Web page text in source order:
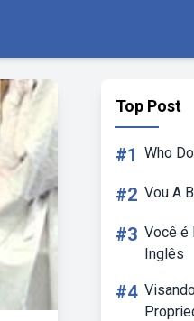
Top Post
#1 Who
#2 Vou A
#3 Você é
Inglês
#4